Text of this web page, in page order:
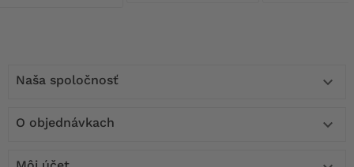
Naša spoločnosť 
O objednávkach 